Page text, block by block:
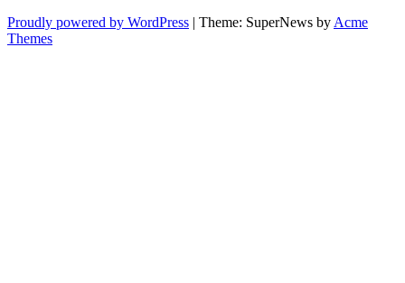
Proudly powered by WordPress | Theme: SuperNews by Acme
Themes